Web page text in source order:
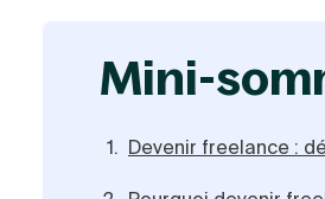
mini-
Devenir freelance :